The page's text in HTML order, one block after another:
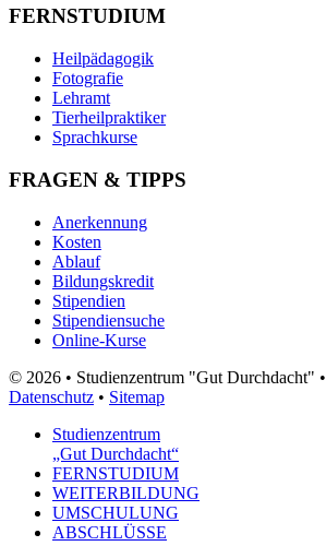
FERNSTUDIUM
Heilpädagogik
Fotografie
Lehramt
Tierheilpraktiker
Sprachkurse
FRAGEN & TIPPS
Anerkennung
Kosten
Ablauf
Bildungskredit
Stipendien
Stipendiensuche
Online-Kurse
© 2026 • Studienzentrum "Gut Durchdacht" •
Datenschutz • Sitemap
Studienzentrum
„Gut Durchdacht“
FERNSTUDIUM
WEITERBILDUNG
UMSCHULUNG
ABSCHLÜSSE